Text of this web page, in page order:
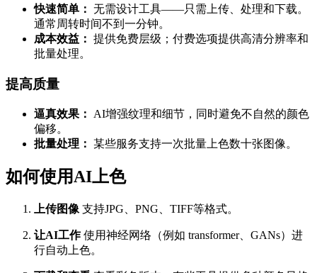
快速简单： 无需设计工具——只需上传、处理和下载。
通常周转时间不到一分钟。
成本效益： 提供免费层级；付费选项提供高清分辨率和
批量处理。
提高质量
逼真效果：
AI增强纹理和细节，同时避免不自然的颜色
偏移。
批量处理： 某些服务支持一次批量上色数十张图像。
如何使用AI上色
上传图像 支持JPG、PNG、TIFF等格式。
让AI工作使用神经网络（例如 transformer、GANs）进
行自动上色。